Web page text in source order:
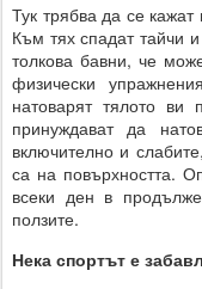
Тук трябва да се
Към тях спадат тайчи
толкова бавни, че
физически
натоварят тялото ви
принуждават да
включително и
са на повърхността.
всеки ден в
ползите.
Нека спортът е